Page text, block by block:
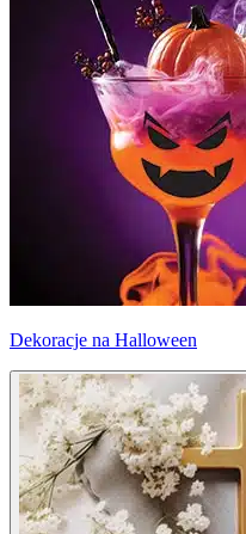
Dekoracje na Halloween